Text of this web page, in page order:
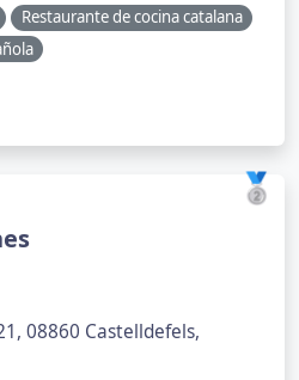
Restaurante de cocina catalana
🥈
08860 Castelldefels,